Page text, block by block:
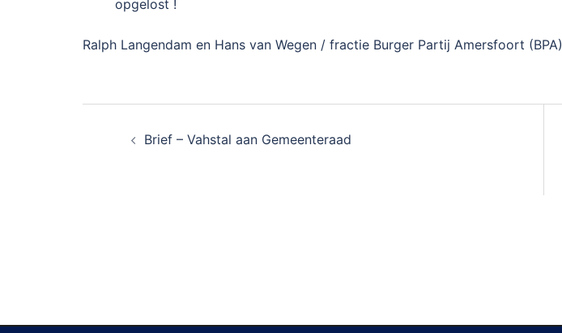
opgelost !
Ralph Langendam en Hans van Wegen / fractie Burger Partij Amersfoort (BPA)
navigatieBrief – Vahstal aan Gemeenteraad